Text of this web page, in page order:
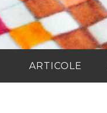
ARTICOLE